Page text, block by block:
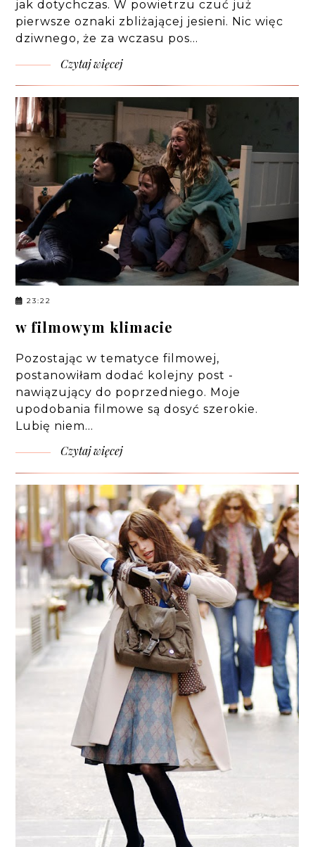
jak dotychczas. W powietrzu czuć już
pierwsze oznaki zbliżającej jesieni. Nic więc
dziwnego, że za wczasu pos…
Czytaj więcej
23:22
w filmowym klimacie
Pozostając w tematyce filmowej,
postanowiłam dodać kolejny post -
nawiązujący do poprzedniego. Moje
upodobania filmowe są dosyć szerokie.
Lubię niem…
Czytaj więcej